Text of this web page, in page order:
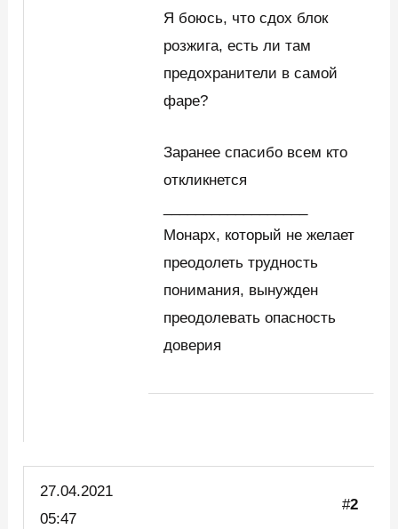
Я боюсь, что сдох блок
розжига, есть ли там
предохранители в самой
фаре?
Заранее спасибо всем кто
откликнется
Монарх, который не желает
преодолеть трудность
понимания, вынужден
преодолевать опасность
доверия
27.04.2021
05:47
#2